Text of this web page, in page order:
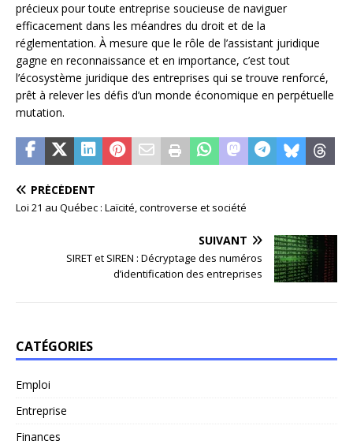
précieux pour toute entreprise soucieuse de naviguer
efficacement dans les méandres du droit et de la
réglementation. À mesure que le rôle de l’assistant juridique
gagne en reconnaissance et en importance, c’est tout
l’écosystème juridique des entreprises qui se trouve renforcé,
prêt à relever les défis d’un monde économique en perpétuelle
mutation.
PRÉCÉDENT
Loi 21 au Québec : Laïcité, controverse et société
SUIVANT
SIRET et SIREN : Décryptage des numéros
d’identification des entreprises
CATÉGORIES
Emploi
Entreprise
Finances